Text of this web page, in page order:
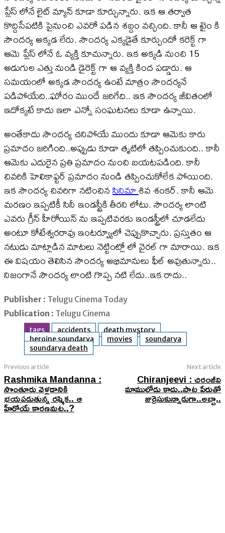
ప్లేస్ లోనే లైట్ మ్యాన్ కూడా కూర్చున్నారు. ఇక ఆ తర్వాత
కొద్దిసేపటికి పైనుంచి ఎవరో పడిన శబ్దం వచ్చింది. కానీ ఆ టైం కి
సౌందర్య అక్కడ లేరు. సౌందర్య ఎక్కడైతే కూర్చుందో కరెక్ట్ గా
ఆమె ప్లేస్ లోనే ఓ వ్యక్తి కూచున్నారు. ఇక అక్కడి నుంచి 15
అడుగుల ఎత్తు నుండి డైరెక్ట్ గా ఆ వ్యక్తి కింద పడ్డారు. ఆ
సమయంలో అక్కడ సౌందర్య ఉంటే మాత్రం సౌందర్యనే
పడిపోయేది..ఘోరం ముందే జరిగేది.. ఇక సౌందర్య జీవితంలో
ఇదోక్కటే కాదు ఇలా ఎన్నో సంఘటనలు కూడా ఉన్నాయి.
అంతేకాదు సౌందర్య చనిపోయే ముందు కూడా ఆమెకు కారు
ప్రమాదం జరిగింది..అప్పుడు కూడా తృటిలో తప్పించుకుంది.. కానీ
ఆమెకు ఎదురైన ప్రతి ప్రమాదం నుంచి బయటపడింది. కానీ
చివరికి హెలికాఫ్టర్ ప్రమాదం నుండి తప్పించుకోలేక పోయింది.
ఇక సౌందర్య చివరిగా నటించినసినిమాశివ శంకర్. కానీ ఆమె
మరణం ఇప్పటికీ సినీ ఇండస్ట్రీకి తీరని లోటు. సౌందర్య లాంటి
ఎవరు గ్రీన్ హీరోయిన్ ను ఇప్పటివరకు ఇండస్ట్రీలో చూడలేదు
అంటూ కోటేశ్వరరావు ఇంటర్వ్యూలో చెప్పుకొచ్చారు. ప్రస్తుతం ఆ
నటుడు మాట్లాడిన మాటలు నెట్టింట్లో లో వైరల్ గా మారాయి. ఇక
ఈ విషయం తెలిసిన సౌందర్య అభిమానులు ఫీల్ అవుతున్నారు..
నిజంగానే సౌందర్య లాంటి గొప్ప నటి లేదు..ఇక రాదు..
Publisher : Telugu Cinema Today
Publication : Telugu Cinema
tags accidents
death mystory
heroine soundarya
movies
soundarya
soundarya death
Previous article
Rashmika Mandanna :
సొంతూరు వెళ్లడానికి
భయపడుతున్న రష్మిక.. ఆ
హీరోయే కారణమట..?
Next article
Chiranjeevi : చిరంజీవి
మాములోడు కాదు..పాట పేరుతో
జుర్రెసుకున్నాడుగా..అబ్బా..